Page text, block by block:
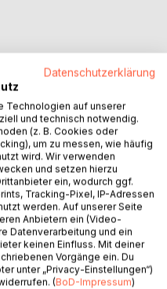
frei....", jubelt Susette
Wir lesen von
und erschütternd
spielen in der
Geschichten reflektieren
manchmal
aber auch sehr
Datenschutzerklärung
Technologien auf unserer
und technisch notwendig.
(z. B. Cookies oder
um zu messen, wie häufig
wird. Wir verwenden
und setzen hierzu
ein, wodurch ggf.
Tracking-Pixel, IP-Adressen
werden. Auf unserer Seite
Anbietern ein (Video-
Datenverarbeitung und ein
keinen Einfluss. Mit deiner
Vorgänge ein. Du
unter „Privacy-Einstellungen“)
(BoD-Impressum)